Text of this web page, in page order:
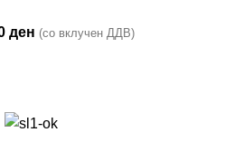
ден (со вклучен ДДВ)